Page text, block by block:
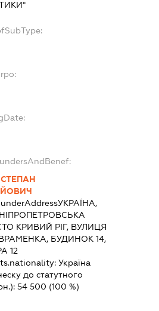
УКРАЇНА,
КРИВИЙ РІГ, ВУЛИЦЯ
БУДИНОК 14,
12
Україна
до статутного
54 500 (100 %)